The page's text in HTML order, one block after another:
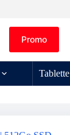
Promo
Tablette